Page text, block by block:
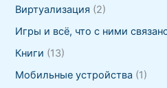
Виртуализация (2)
Игры и всё, что с ними
Книги (13)
Мобильные устройства (1)